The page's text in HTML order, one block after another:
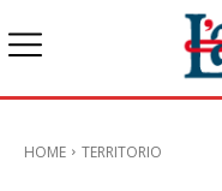
HOME TERRITORIO